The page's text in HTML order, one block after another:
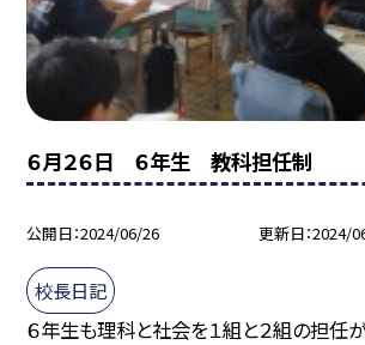
６月２６日 ６年生 教科担任制
公開日 2024/06/26 更新日 2024/
校長日記
６年生も理科と社会を１組と２組の担任